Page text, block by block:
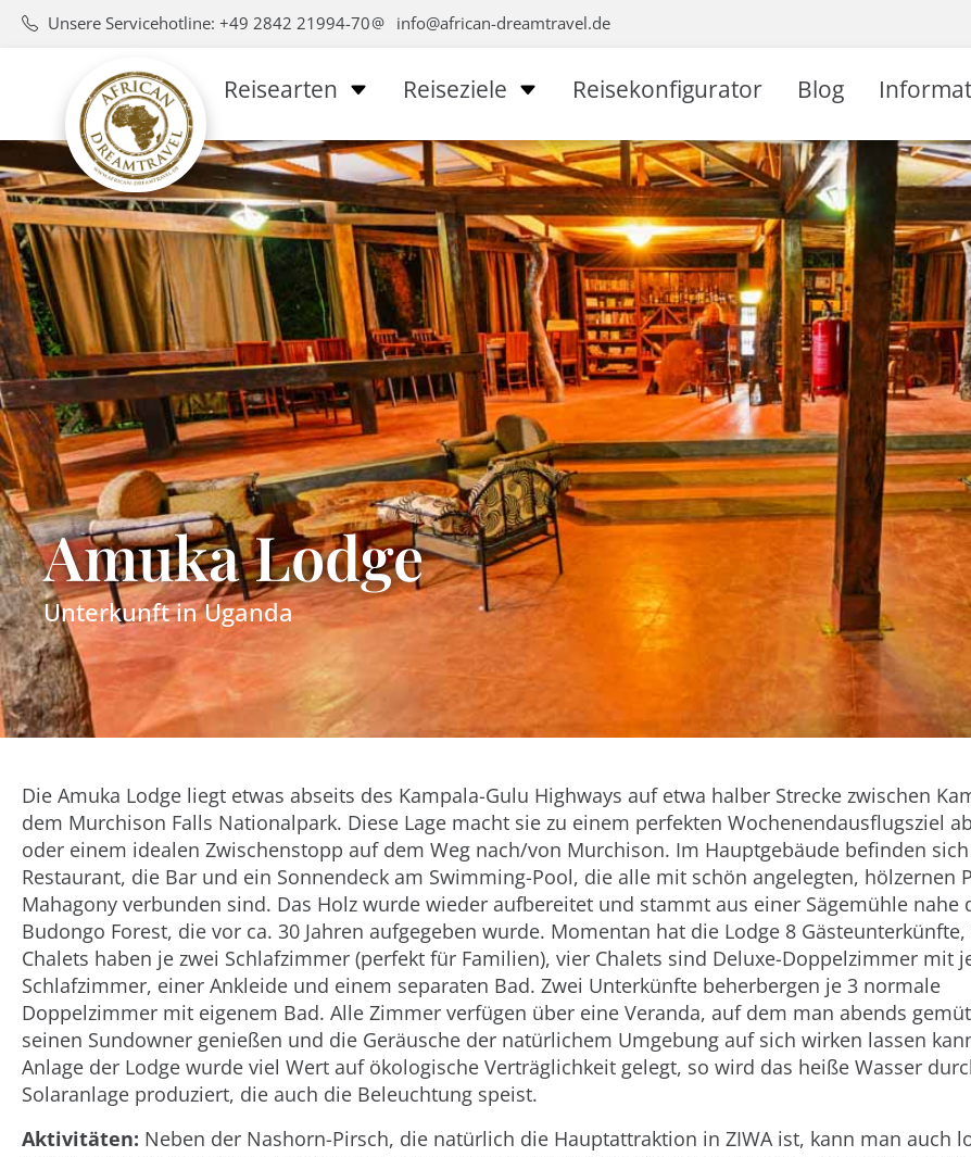
Unsere Servicehotline: +49 2842 21994-70 info@african-dreamtravel.de
Reisearten Reiseziele Reisekonfigurator Blog
Amuka Lodge
Unterkunft inUganda
Die Amuka Lodge liegt etwas abseits des Kampala-Gulu Highways auf etwa halber Strecke zwischen
dem Murchison Falls Nationalpark. Diese Lage macht sie zu einem perfekten Wochenendausflugsziel
oder einem idealen Zwischenstopp auf dem Weg nach/von Murchison. Im Hauptgebäude befinden
Restaurant, die Bar und ein Sonnendeck am Swimming-Pool, die alle mit schön angelegten, hölzernen
Mahagony verbunden sind. Das Holz wurde wieder aufbereitet und stammt aus einer Sägemühle nahe
Budongo Forest, die vor ca. 30 Jahren aufgegeben wurde. Momentan hat die Lodge 8 Gästeunterkünfte,
Chalets haben je zwei Schlafzimmer (perfekt für Familien), vier Chalets sind Deluxe-Doppelzimmer mit
Schlafzimmer, einer Ankleide und einem separaten Bad. Zwei Unterkünfte beherbergen je 3 normale
Doppelzimmer mit eigenem Bad. Alle Zimmer verfügen über eine Veranda, auf dem man abends
seinen Sundowner genießen und die Geräusche der natürlichem Umgebung auf sich wirken lassen
Anlage der Lodge wurde viel Wert auf ökologische Verträglichkeit gelegt, so wird das heiße Wasser
Solaranlage produziert, die auch die Beleuchtung speist.
Aktivitäten: Neben der Nashorn-Pirsch, die natürlich die Hauptattraktion in ZIWA ist, kann man auch